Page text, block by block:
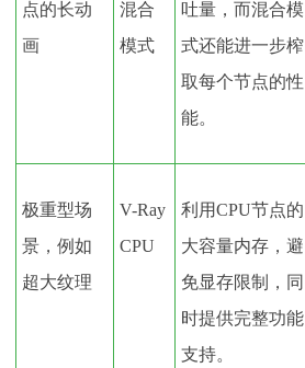
点的长动
画
混合
模式
吐量，而混合模
式还能进一步榨
取每个节点的性
能。
极重型场
景，例如
超大纹理
V-Ray
CPU
利用CPU节点的
大容量内存，避
免显存限制，同
时提供完整功能
支持。